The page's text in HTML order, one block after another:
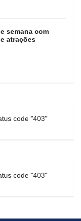
semana com
atrações
code "403"
code "403"